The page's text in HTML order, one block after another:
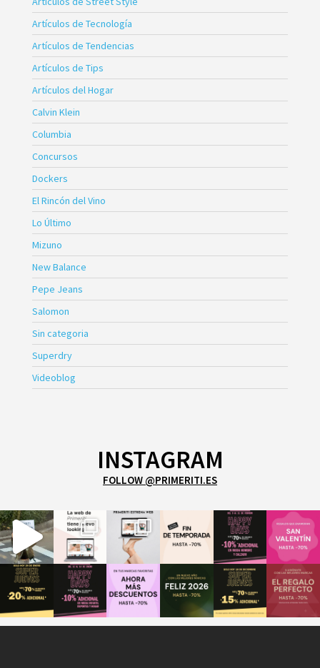
Artículos de Tecnología
Artículos de Tendencias
Artículos de Tips
Artículos del Hogar
Calvin Klein
Columbia
Concursos
Dockers
El Rincón del Vino
Lo Último
Mizuno
New Balance
Pepe Jeans
Salomon
Sin categoria
Superdry
Videoblog
INSTAGRAM
FOLLOW @PRIMERITI.ES